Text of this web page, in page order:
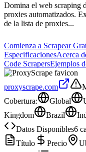
Domina el web scraping
proxies automatizados.
de la lista de proxies...
Comienza a Scrapear
EspecificacionesAcerca
Code ScrapersEjemplos
proxyscrape.com
Cobertura: Global
Kingdom
Brazil
Datos Disponibles6
Título
Precio